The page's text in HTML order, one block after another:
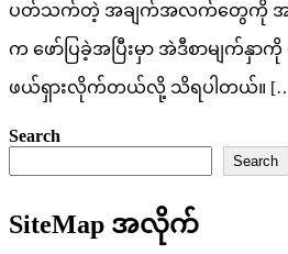
ပတ်သက်တဲ့ အချက်အလက်တွေကို အမေရိ
က ဖော်ပြခဲ့အပြီးမှာ အဲဒီစာမျက်နှ
ဖယ်ရှားလိုက်တယ်လို့ သိရပါတယ်။
Search
Search
SiteMap အလိုက်